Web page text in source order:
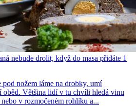
nebude drolit, když do masa přidáte 1
pod nožem láme na drobky, umí
oběd. Většina lidí v tu chvíli hledá vinu
v rozmočeném rohlíku a...